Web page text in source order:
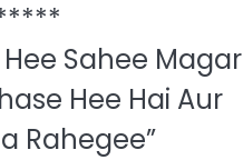
Sahee Magar
Hee Hai Aur
Rahegee”